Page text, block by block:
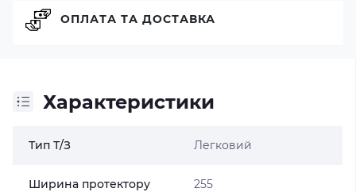
Характеристики
Тип Т/З Легковий
Ширина протектору
255
ОПЛАТА ТА ДОСТАВКА